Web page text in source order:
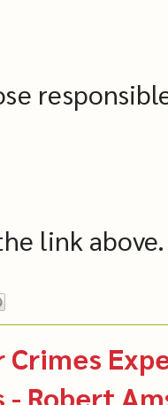
link above.
Crimes
- Robert